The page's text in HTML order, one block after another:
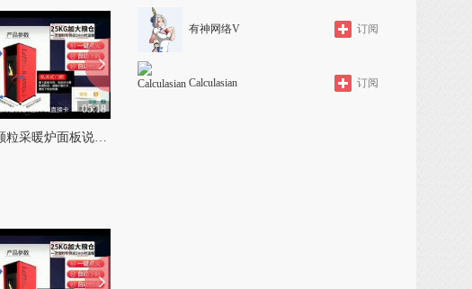
05:18
衡阳生物质颗粒采暖炉面板说明书和星火生物质颗粒取
有神网络V 订阅
Calculasian 订阅